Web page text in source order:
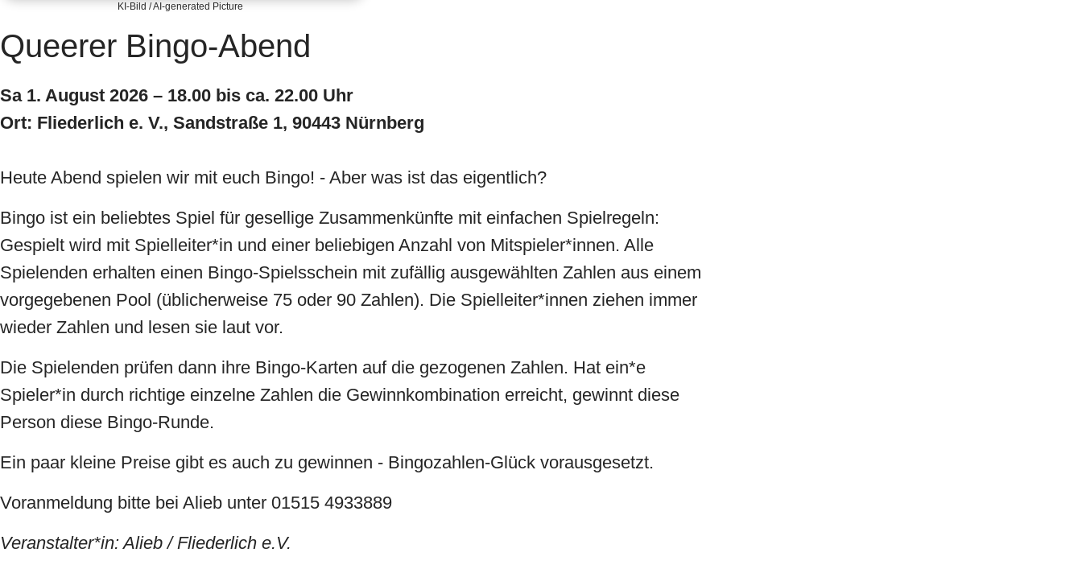
KI-Bild / AI-generated Picture
Queerer Bingo-Abend
Sa 1. August 2026 – 18.00 bis ca. 22.00 Uhr
Ort: Fliederlich e. V., Sandstraße 1, 90443 Nürnberg
Heute Abend spielen wir mit euch Bingo! - Aber was ist das eigentlich?
Bingo ist ein beliebtes Spiel für gesellige Zusammenkünfte mit einfachen Spielregeln:
Gespielt wird mit Spielleiter*in und einer beliebigen Anzahl von Mitspieler*innen. Alle
Spielenden erhalten einen Bingo-Spielsschein mit zufällig ausgewählten Zahlen aus einem
vorgegebenen Pool (üblicherweise 75 oder 90 Zahlen). Die Spielleiter*innen ziehen immer
wieder Zahlen und lesen sie laut vor.
Die Spielenden prüfen dann ihre Bingo-Karten auf die gezogenen Zahlen. Hat ein*e
Spieler*in durch richtige einzelne Zahlen die Gewinnkombination erreicht, gewinnt diese
Person diese Bingo-Runde.
Ein paar kleine Preise gibt es auch zu gewinnen - Bingozahlen-Glück vorausgesetzt.
Voranmeldung bitte bei Alieb unter 01515 4933889
Veranstalter*in: Alieb / Fliederlich e.V.